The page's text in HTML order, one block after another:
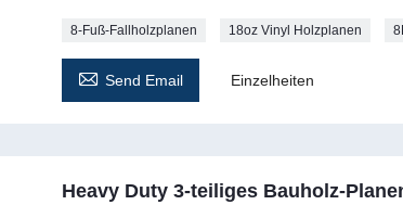
8-Fuß-Fallholzplanen 18oz Vinyl Holzplanen
 Send Email Einzelheiten
Heavy Duty 3-teiliges Bauholz-